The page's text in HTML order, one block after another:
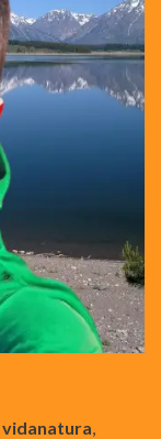
vidanatura,